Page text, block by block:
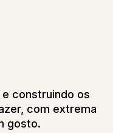
construindo os
com extrema
gosto.